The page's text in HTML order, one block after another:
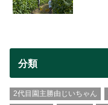
分類
2代目園主勝由じいちゃん